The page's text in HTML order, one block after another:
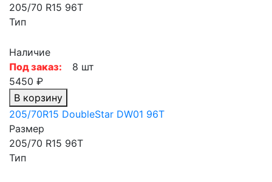
205/70 R15 96T
Тип
Наличие
Под заказ:
8 шт
5450 ₽
В корзину
205/70R15 DoubleStar DW01 96T
Размер
205/70 R15 96T
Тип